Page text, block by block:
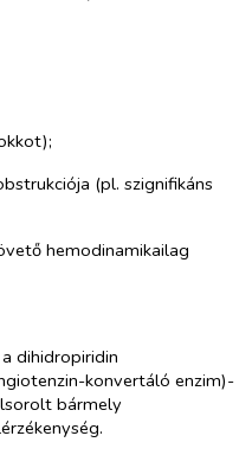
(pl. szignifikáns
hemodinamikailag
dihidropiridin
konvertáló enzim)-
bármely